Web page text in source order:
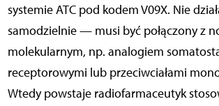
systemie ATC pod kodem V09X. Nie
samodzielnie — musi być połączony z
molekularnym, np. analogiem
receptorowymi lub przeciwciałami
Wtedy powstaje radiofarmaceutyk